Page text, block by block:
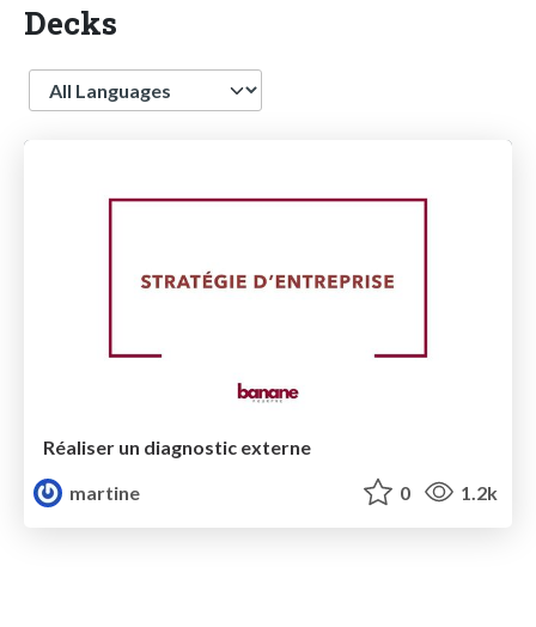
Decks
Language
Réaliser un diagnostic externe
martine
0 1.2k